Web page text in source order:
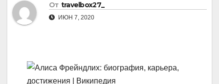
От travelbox27_
ИЮН 7, 2020